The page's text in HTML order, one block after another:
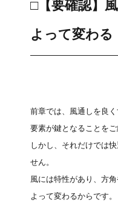
□【要確認】
よって変わる
前章では、風通しを良
要素が鍵となることをご
しかし、それだけでは
せん。
風には特性があり、方
よって変わるからです。